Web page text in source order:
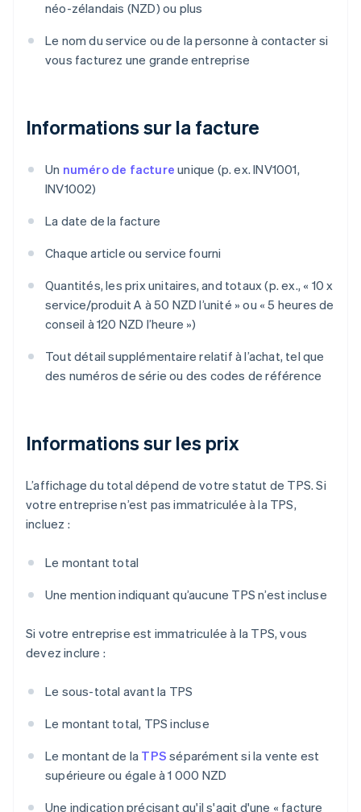
néo-zélandais (NZD) ou plus
Le nom du service ou de la personne à contacter si
vous facturez une grande entreprise
Informations sur la facture
Un numéro de facture unique (p. ex. INV1001,
INV1002)
La date de la facture
Chaque article ou service fourni
Quantités, les prix unitaires, and totaux (p. ex., « 10 x
service/produit A à 50 NZD l’unité » ou « 5 heures de
conseil à 120 NZD l’heure »)
Tout détail supplémentaire relatif à l’achat, tel que
des numéros de série ou des codes de référence
Informations sur les prix
L’affichage du total dépend de votre statut de TPS. Si
votre entreprise n’est pas immatriculée à la TPS,
incluez :
Le montant total
Une mention indiquant qu’aucune TPS n’est incluse
Si votre entreprise est immatriculée à la TPS, vous
devez inclure :
Le sous-total avant la TPS
Le montant total, TPS incluse
Le montant de la TPS séparément si la vente est
supérieure ou égale à 1 000 NZD
Une indication précisant qu'il s'agit d'une « facture